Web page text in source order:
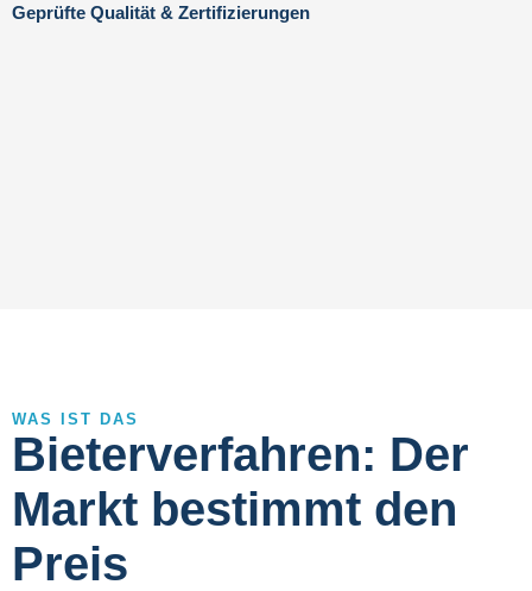
Geprüfte Qualität & Zertifizierungen
WAS IST DAS
Bieterverfahren: Der
Markt bestimmt den
Preis